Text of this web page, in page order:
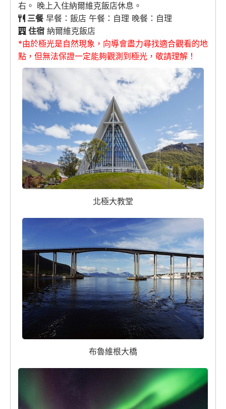
右。 晚上入住納爾維克飯店休息。
三餐早餐：飯店 午餐：自理 晚餐：自理
住宿 納爾維克飯店
*由於極光是自然現象，向導會盡力尋找適合觀看的地
點，但無法保證一定能夠觀測到極光，敬請理解！
北極大教堂
布魯維根大橋